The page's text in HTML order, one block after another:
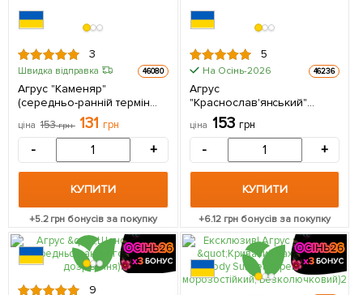
3
Швидка відправка 46080
Агрус "Каменяр"
(середньо-ранній термін
дозрівання) 1 саджанець в
упаковці
ціна 153грн 131 грн
- +
КУПИТИ
+5.2грн бонусів за покупку
5
На Осінь-2026 46236
Агрус
"Краснослав'янський"
(середній термін
дозрівання) 1 саджанець в
ціна 153 грн
- +
КУПИТИ
+6.12 грн бонусів за покупку
9